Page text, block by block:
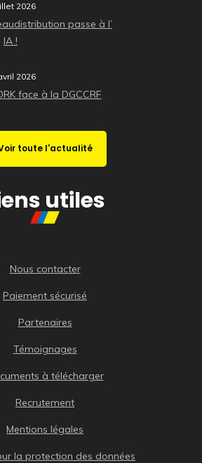
2026
passe à l’
IA !
2026
face à la DGCCRF
toute l'actualité
utiles
Nous contacter
Paiement sécurisé
Partenaires
Témoignages
à télécharger
Recrutement
Mentions légales
la protection des données